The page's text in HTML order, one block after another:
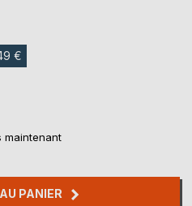
€
maintenant
PANIER